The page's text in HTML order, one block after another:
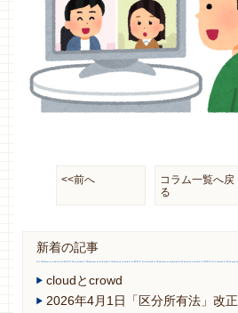
<<前へ
コラム一覧へ戻
る
新着の記事
cloudとcrowd
2026年4月1日「区分所有法」改正